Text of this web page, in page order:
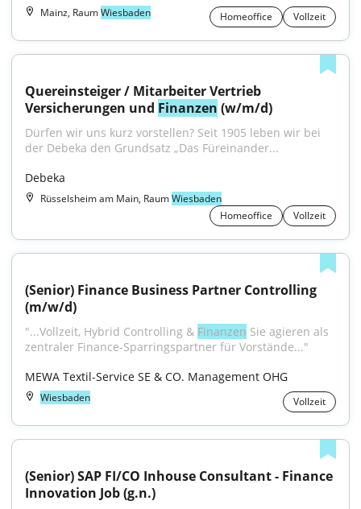
Mainz, RaumWiesbaden Homeoffice Vollzeit
Quereinsteiger / Mitarbeiter Vertrieb
Versicherungen und Finanzen (w/m/d)
Dürfen wir uns kurz vorstellen? Seit 1905 leben wir bei
der Debeka den Grundsatz „Das Füreinander...
Debeka
Rüsselsheim am Main, RaumWiesbaden
Homeoffice
Vollzeit
(Senior) Finance Business Partner Controlling
(m/w/d)
"...Vollzeit, Hybrid Controlling & Finanzen Sie agieren als
zentraler Finance-Sparringspartner für Vorstände..."
MEWA Textil-Service SE & CO. Management OHG
Wiesbaden Vollzeit
(Senior) SAP FI/CO Inhouse Consultant - Finance
Innovation Job (g.n.)